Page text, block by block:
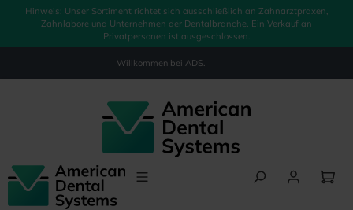
springen
Hinweis: Unser Sortiment richtet sich ausschließlich an Zahnarztpraxen,
Zahnlabore und Unternehmen der Dentalbranche. Ein Verkauf an
Privatpersonen ist ausgeschlossen.
Willkommen bei ADS.